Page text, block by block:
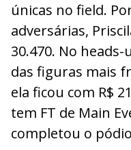
únicas no field.
adversárias,
30.470. No
das figuras mais
ela ficou com R$
tem FT de Main
completou o